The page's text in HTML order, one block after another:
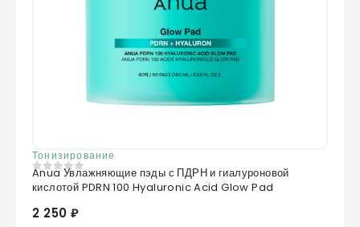
Тонизирование
0из 5
Anua Увлажняющие пэды с ПДРН и гиалуроновой
кислотой PDRN 100 Hyaluronic Acid Glow Pad
2 250 ₽